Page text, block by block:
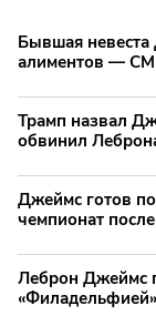
Бывшая невеста
алиментов —
Трамп назвал
обвинил
Джеймс готов
чемпионат
Леброн Джеймс